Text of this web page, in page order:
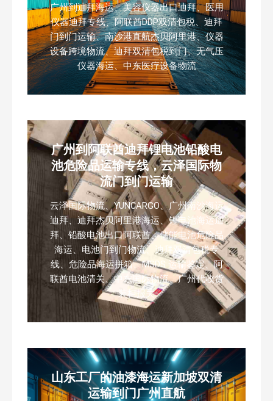
广州到迪拜海运、美容仪器出口迪拜、医用
仪器迪拜专线、阿联酋DDP双清包税、迪拜
门到门运输、南沙港直航杰贝阿里港、仪器
设备跨境物流、迪拜双清包税到门、无气压
仪器海运、中东医疗设备物流
广州到阿联酋迪拜锂电池铅酸电
池危险品运输专线，云泽国际物
流门到门运输
云泽国际物流、YUNCARGO、广州南沙海运
迪拜、迪拜杰贝阿里港海运、锂电池海运迪
拜、铅酸电池出口阿联酋、储能电池危险品
海运、电池门到门物流、迪拜双清包税专
线、危险品海运拼箱、MSDS 运输鉴定、阿
联酋电池清关、中东国际物流、广州代收货
装柜报关
山东工厂的油漆海运新加坡双清
运输到门广州直航